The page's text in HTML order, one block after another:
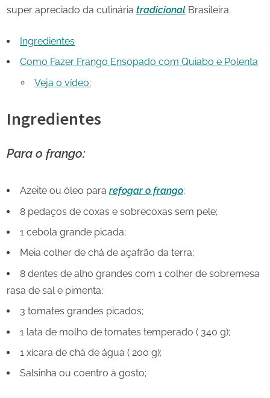
super apreciado da culinária tradicional Brasileira.
Ingredientes
Como Fazer Frango Ensopado com Quiabo e Polenta
Veja o vídeo:
Ingredientes
Para o frango:
Azeite ou óleo para refogar o frango;
8 pedaços de coxas e sobrecoxas sem pele;
1 cebola grande picada;
Meia colher de chá de açafrão da terra;
8 dentes de alho grandes com 1 colher de sobremesa
rasa de sal e pimenta;
3 tomates grandes picados;
1 lata de molho de tomates temperado ( 340 g);
1 xícara de chá de água ( 200 g);
Salsinha ou coentro à gosto;